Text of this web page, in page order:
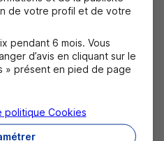
11
de votre profil et de votre
pendant 6 mois. Vous
d’avis en cliquant sur le
» présent en pied de page
politique Cookies